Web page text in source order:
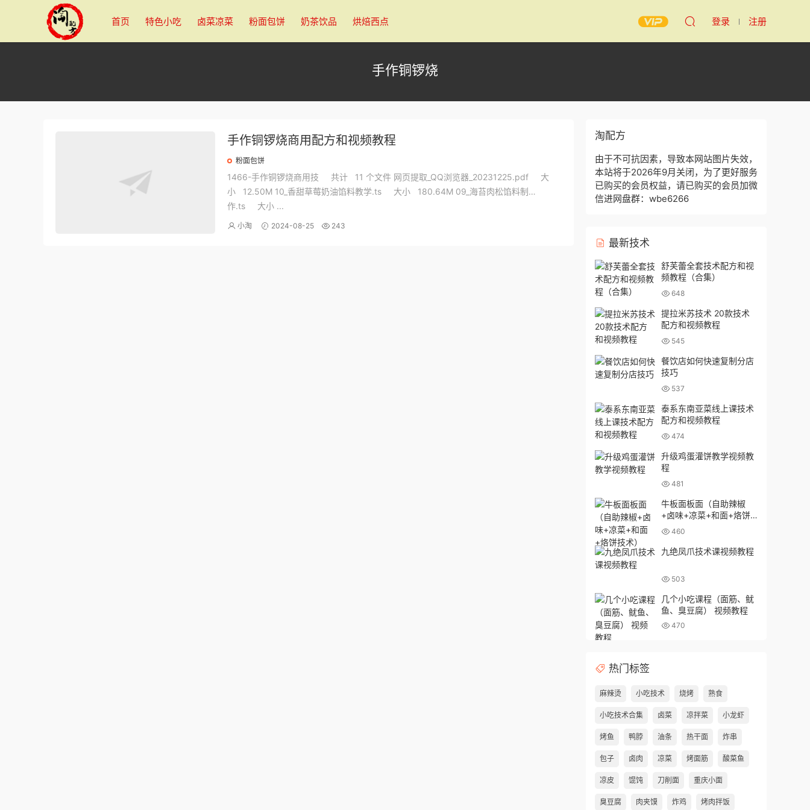
首页 特色小吃 卤菜凉菜 粉面包饼 奶茶饮品 烘焙西点 登录 注册
手作铜锣烧
手作铜锣烧商用配方和视频教程
粉面包饼
1466-手作铜锣烧商用技 共计 11 个文件 网页提取_QQ浏览器_20231225.pdf 大
小 12.50M 10_香甜草莓奶油馅料教学.ts 大小 180.64M 09_海苔肉松馅料制
作.ts 大小 ...
小淘 2024-08-25 243
淘配方
由于不可抗因素，导致本网站图片失效，
本站将于2026年9月关闭，为了更好服务
已购买的会员权益，请已购买的会员加微
信进网盘群：wbe6266
最新技术
舒芙蕾全套技术配方和视
频教程（合集）
648
提拉米苏技术 20款技术
配方和视频教程
545
餐饮店如何快速复制分店
技巧
537
泰系东南亚菜线上课技术
配方和视频教程
474
升级鸡蛋灌饼教学视频教
程
481
牛板面板面（自助辣椒
+卤味+凉菜+和面+烙饼
技术）
460
九绝凤爪技术课视频教程
503
几个小吃课程（面筋、鱿
鱼、臭豆腐） 视频教程
470
热门标签
麻辣烫 小吃技术 烧烤 熟食
小吃技术合集 卤菜 凉拌菜 小龙虾
烤鱼 鸭脖 油条 热干面 炸串
包子 卤肉 凉菜 烤面筋 酸菜鱼
凉皮 馄饨 刀削面 重庆小面
臭豆腐 肉夹馍 炸鸡 烤肉拌饭